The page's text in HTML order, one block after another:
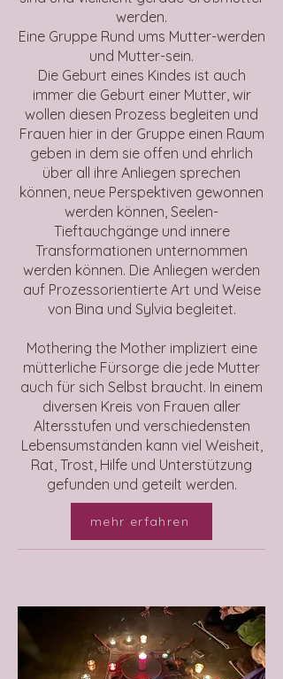
werden.
Eine Gruppe Rund ums Mutter-werden
und Mutter-sein.
Die Geburt eines Kindes ist auch
immer die Geburt einer Mutter, wir
wollen diesen Prozess begleiten und
Frauen hier in der Gruppe einen Raum
geben in dem sie offen und ehrlich
über all ihre Anliegen sprechen
können, neue Perspektiven gewonnen
werden können, Seelen-
Tieftauchgänge und innere
Transformationen unternommen
werden können. Die Anliegen werden
auf Prozessorientierte Art und Weise
von Bina und Sylvia begleitet.
Mothering the Mother impliziert eine
mütterliche Fürsorge die jede Mutter
auch für sich Selbst braucht. In einem
diversen Kreis von Frauen aller
Altersstufen und verschiedensten
Lebensumständen kann viel Weisheit,
Rat, Trost, Hilfe und Unterstützung
gefunden und geteilt werden.
mehr erfahren